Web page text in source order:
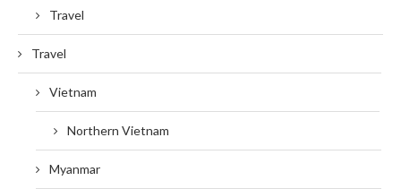
Travel
Travel
Vietnam
Northern Vietnam
Myanmar